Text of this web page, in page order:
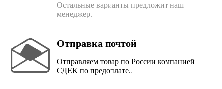
Остальные варианты предложит наш
менеджер.
Отправка почтой
Отправляем товар по России компанией
СДЕК по предоплате..